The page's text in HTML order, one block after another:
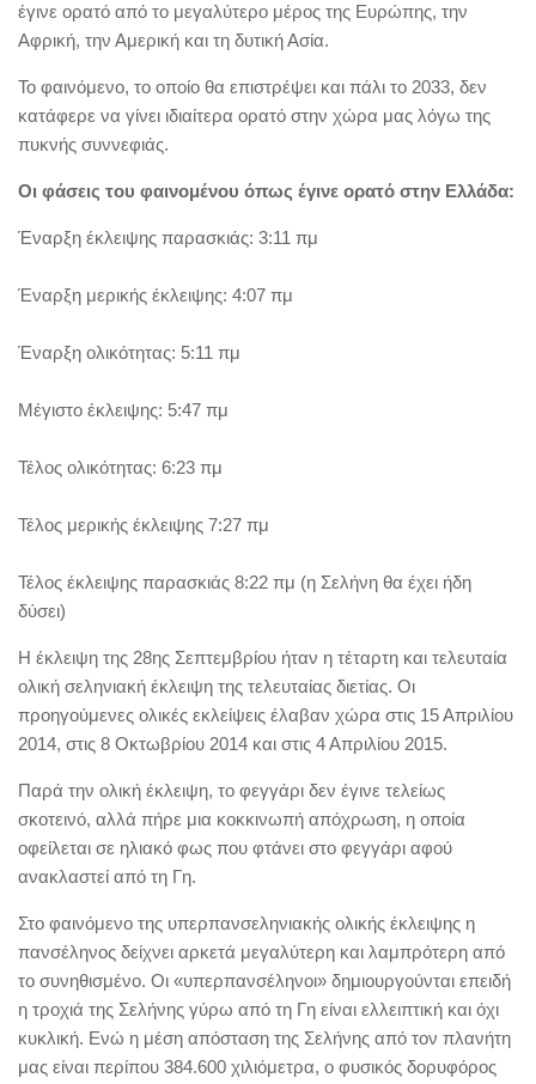
έγινε ορατό από το μεγαλύτερο μέρος της Ευρώπης, την
Αφρική, την Αμερική και τη δυτική Ασία.
Το φαινόμενο, το οποίο θα επιστρέψει και πάλι το 2033, δεν
κατάφερε να γίνει ιδιαίτερα ορατό στην χώρα μας λόγω της
πυκνής συννεφιάς.
Οι φάσεις του φαινομένου όπως έγινε ορατό στην Ελλάδα:
Έναρξη έκλειψης παρασκιάς: 3:11 πμ
Έναρξη μερικής έκλειψης: 4:07 πμ
Έναρξη ολικότητας: 5:11 πμ
Μέγιστο έκλειψης: 5:47 πμ
Τέλος ολικότητας: 6:23 πμ
Τέλος μερικής έκλειψης 7:27 πμ
Τέλος έκλειψης παρασκιάς 8:22 πμ (η Σελήνη θα έχει ήδη
δύσει)
Η έκλειψη της 28ης Σεπτεμβρίου ήταν η τέταρτη και τελευταία
ολική σεληνιακή έκλειψη της τελευταίας διετίας. Οι
προηγούμενες ολικές εκλείψεις έλαβαν χώρα στις 15 Απριλίου
2014, στις 8 Οκτωβρίου 2014 και στις 4 Απριλίου 2015.
Παρά την ολική έκλειψη, το φεγγάρι δεν έγινε τελείως
σκοτεινό, αλλά πήρε μια κοκκινωπή απόχρωση, η οποία
οφείλεται σε ηλιακό φως που φτάνει στο φεγγάρι αφού
ανακλαστεί από τη Γη.
Στο φαινόμενο της υπερπανσεληνιακής ολικής έκλειψης η
πανσέληνος δείχνει αρκετά μεγαλύτερη και λαμπρότερη από
το συνηθισμένο. Οι «υπερπανσέληνοι» δημιουργούνται επειδή
η τροχιά της Σελήνης γύρω από τη Γη είναι ελλειπτική και όχι
κυκλική. Ενώ η μέση απόσταση της Σελήνης από τον πλανήτη
μας είναι περίπου 384.600 χιλιόμετρα, ο φυσικός δορυφόρος